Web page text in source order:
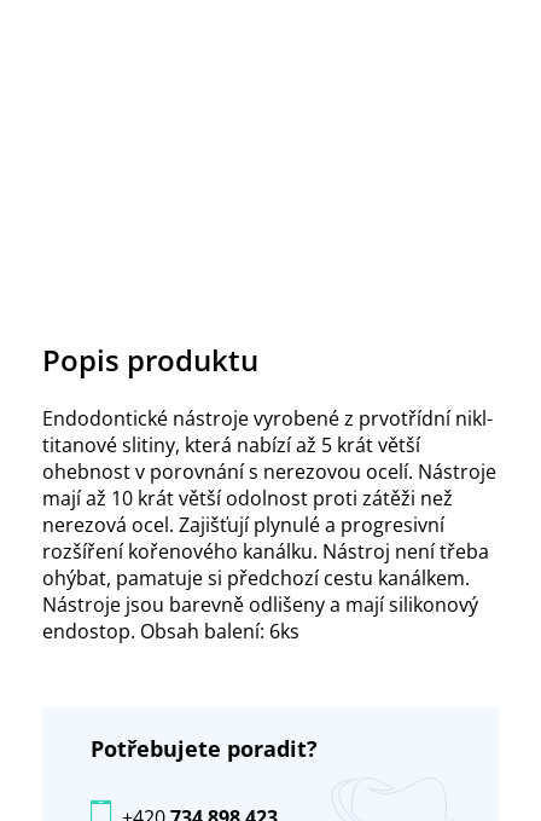
Popis produktu
Endodontické nástroje vyrobené z prvotřídní nikl-
titanové slitiny, která nabízí až 5 krát větší
ohebnost v porovnání s nerezovou ocelí. Nástroje
mají až 10 krát větší odolnost proti zátěži než
nerezová ocel. Zajišťují plynulé a progresivní
rozšíření kořenového kanálku. Nástroj není třeba
ohýbat, pamatuje si předchozí cestu kanálkem.
Nástroje jsou barevně odlišeny a mají silikonový
endostop. Obsah balení: 6ks
Potřebujete poradit?